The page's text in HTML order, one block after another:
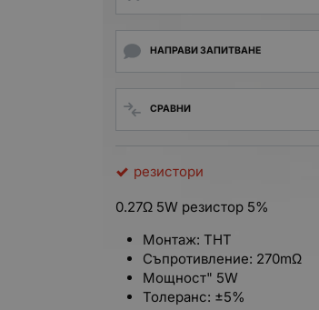
НАПРАВИ ЗАПИТВАНЕ
СРАВНИ
резистори
0.27Ω 5W резистор 5%
Монтаж: THT
Съпротивление: 270mΩ
Мощност" 5W
Толеранс: ±5%